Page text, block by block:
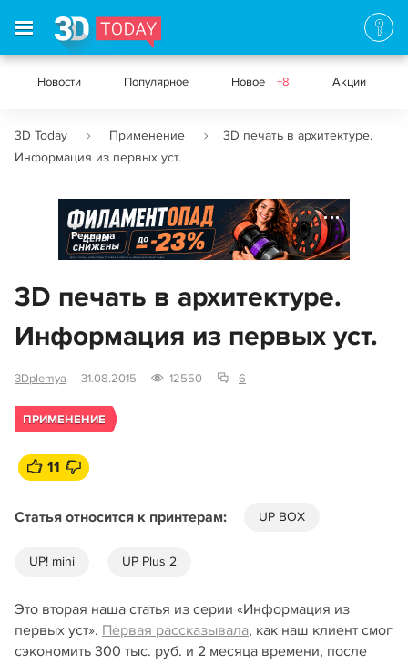
Новости Популярное Новое +8 Акции
3D Today Применение
3D печать в архитектуре.
Информация из первых уст.
Реклама
3D печать в архитектуре.
Информация из первых уст.
3Dplemya 31.08.2015 12550 6
ПРИМЕНЕНИЕ
11
Статья относится к принтерам: UP BOX
UP! mini UP Plus 2
Это вторая наша статья из серии «Информация из
первых уст». Первая рассказывала, как наш клиент смог
сэкономить 300 тыс. руб. и 2 месяца времени, после